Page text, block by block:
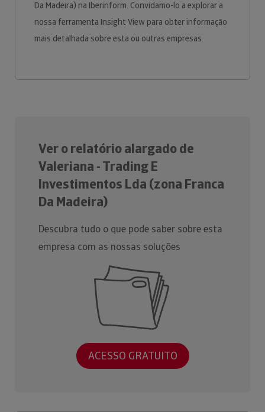
Da Madeira) na Iberinform. Convidamo-lo a explorar a
nossa ferramenta Insight View para obter informação
mais detalhada sobre esta ou outras empresas.
Ver o relatório alargado de
Valeriana - Trading E
Investimentos Lda (zona Franca
Da Madeira)
Descubra tudo o que pode saber sobre esta
empresa com as nossas soluções
ACESSO GRATUITO